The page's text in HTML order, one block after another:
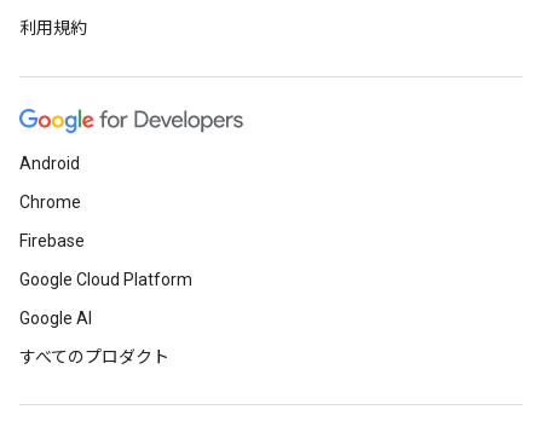
利用規約
Android
Chrome
Firebase
Google Cloud Platform
Google AI
すべてのプロダクト